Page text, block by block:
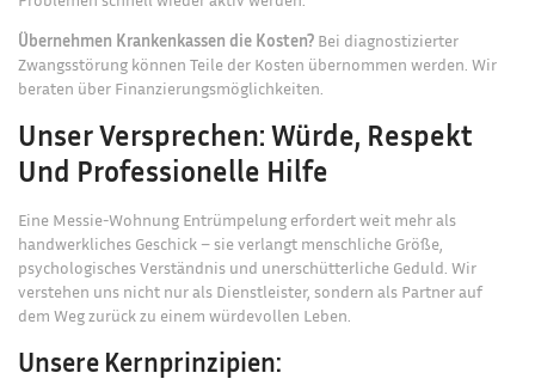
Übernehmen Krankenkassen die Kosten? Bei diagnostizierter
Zwangsstörung können Teile der Kosten übernommen werden. Wir
beraten über Finanzierungsmöglichkeiten.
Unser Versprechen: Würde, Respekt
Und Professionelle Hilfe
Eine Messie-Wohnung Entrümpelung erfordert weit mehr als
handwerkliches Geschick – sie verlangt menschliche Größe,
psychologisches Verständnis und unerschütterliche Geduld. Wir
verstehen uns nicht nur als Dienstleister, sondern als Partner auf
dem Weg zurück zu einem würdevollen Leben.
Unsere Kernprinzipien: